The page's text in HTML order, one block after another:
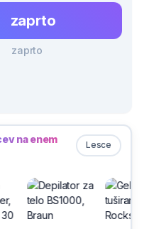
zaprto
zaprto
Lesce
na enem